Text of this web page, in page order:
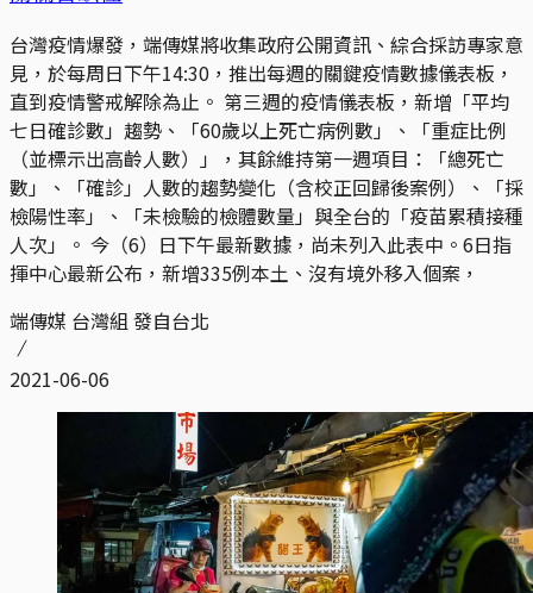
台灣疫情爆發，端傳媒將收集政府公開資訊、綜合採訪專家意
見，於每周日下午14:30，推出每週的關鍵疫情數據儀表板，
直到疫情警戒解除為止。 第三週的疫情儀表板，新增「平均
七日確診數」趨勢、「60歲以上死亡病例數」、「重症比例
（並標示出高齡人數）」，其餘維持第一週項目：「總死亡
數」、「確診」人數的趨勢變化（含校正回歸後案例）、「採
檢陽性率」、「未檢驗的檢體數量」與全台的「疫苗累積接種
人次」。 今（6）日下午最新數據，尚未列入此表中。6日指
揮中心最新公布，新增335例本土、沒有境外移入個案，
端傳媒 台灣組 發自台北
2021-06-06